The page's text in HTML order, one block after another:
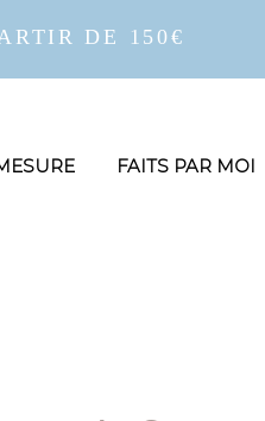
DE 150€
FAITS PAR MOI